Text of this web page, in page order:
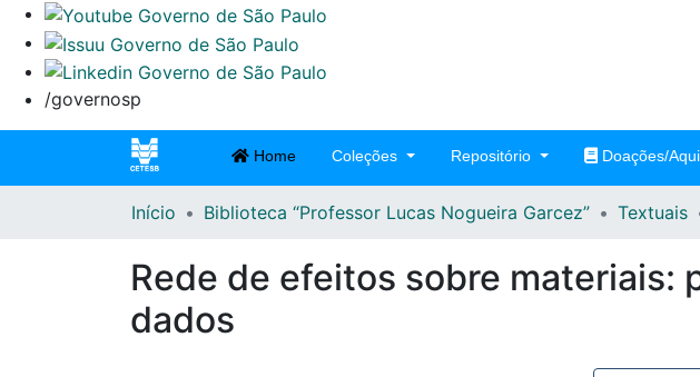
/governosp
Home Coleções Repositório Doações/
Início Biblioteca “Professor Lucas Nogueira Garcez” Textuais
Rede de efeitos sobre materiais:
dados